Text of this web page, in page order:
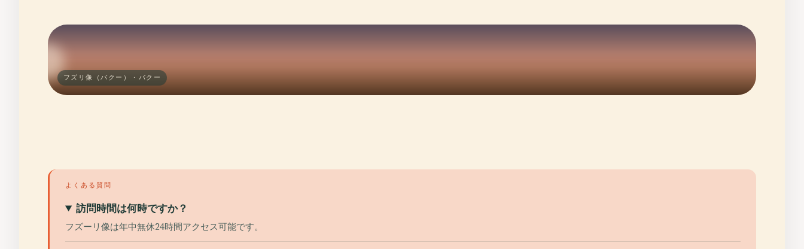
フズリ像（バクー） · バクー
よくある質問
訪問時間は何時ですか？
フズーリ像は年中無休24時間アクセス可能です。